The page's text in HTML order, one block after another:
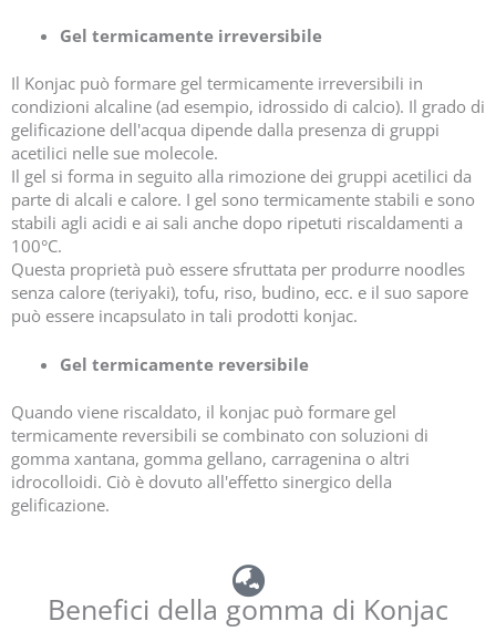
Gel termicamente irreversibile
Il Konjac può formare gel termicamente irreversibili in
condizioni alcaline (ad esempio, idrossido di calcio). Il grado di
gelificazione dell'acqua dipende dalla presenza di gruppi
acetilici nelle sue molecole.
Il gel si forma in seguito alla rimozione dei gruppi acetilici da
parte di alcali e calore. I gel sono termicamente stabili e sono
stabili agli acidi e ai sali anche dopo ripetuti riscaldamenti a
100°C.
Questa proprietà può essere sfruttata per produrre noodles
senza calore (teriyaki), tofu, riso, budino, ecc. e il suo sapore
può essere incapsulato in tali prodotti konjac.
Gel termicamente reversibile
Quando viene riscaldato, il konjac può formare gel
termicamente reversibili se combinato con soluzioni di
gomma xantana, gomma gellano, carragenina o altri
idrocolloidi. Ciò è dovuto all'effetto sinergico della
gelificazione.
Benefici della gomma di Konjac